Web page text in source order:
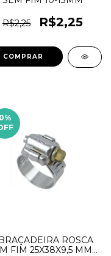
R$2,25 R$2,25
0%
ROSCA
FIM 25X38X9,5 MM -